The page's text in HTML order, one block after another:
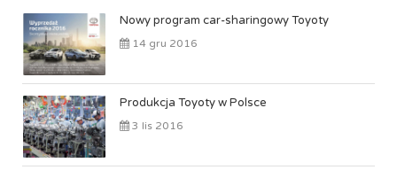
Nowy program car-sharingowy Toyoty
14 gru 2016
Produkcja Toyoty w Polsce
3 lis 2016